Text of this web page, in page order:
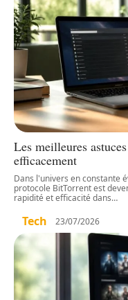
Les meilleures
efficacement
Dans l'univers en constante
protocole BitTorrent est
rapidité et efficacité dans…
Tech 23/07/2026